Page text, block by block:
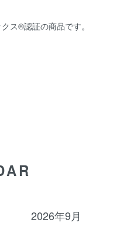
クス®認証の商品です。
2026年9月